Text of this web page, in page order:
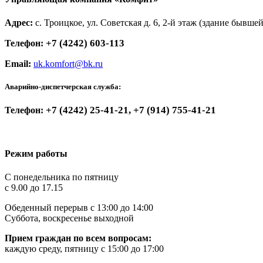
Адрес: с. Троицкое, ул. Советская д. 6, 2-й этаж (здание
Телефон: +7 (4242) 603-113
Email: uk.komfort@bk.ru
Аварийно-диспетчерская служба:
Телефон: +7 (4242) 25-41-21, +7 (914) 755-41-21
Режим работы
C понедельника по пятницу
с 9.00 до 17.15
Обеденный перерыв с 13:00 до 14:00
Суббота, воскресенье выходной
Прием граждан по всем вопросам:
каждую среду, пятницу с 15:00 до 17:00